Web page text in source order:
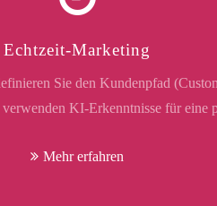
Echtzeit-Marketing
Sie den Kundenpfad
KI-Erkenntnisse für eine
Mehr erfahren